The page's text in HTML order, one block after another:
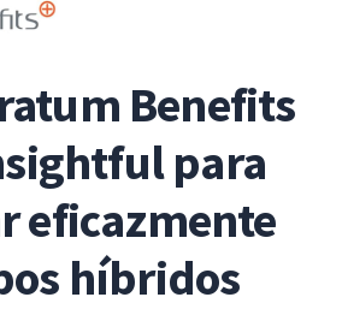
Benefits
para
eficazmente
híbridos